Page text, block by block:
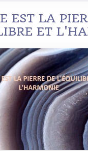
EST LA
ET